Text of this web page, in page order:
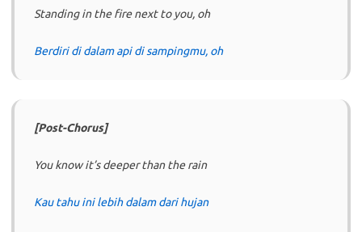
Standing in the fire next to you, oh
Berdiri di dalam api di sampingmu, oh
[Post-Chorus]
You know it’s deeper than the rain
Kau tahu ini lebih dalam dari hujan